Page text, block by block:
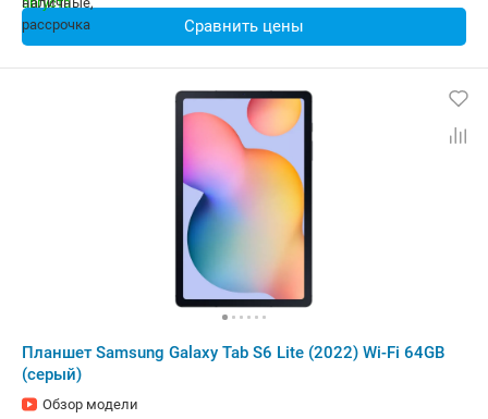
Сравнить цены
Планшет Samsung Galaxy Tab S6 Lite (2022) Wi-Fi 64GB
(серый)
Обзор модели